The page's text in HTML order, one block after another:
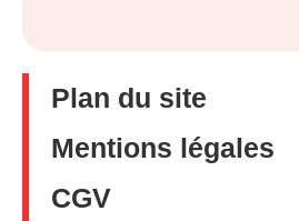
Plan du site
Mentions légales
CGV